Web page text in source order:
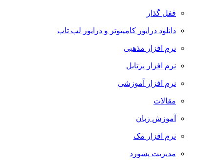
قفل گذار
دانلود درایور کامپیوتر و درایور لپ تاپ
نرم افزار مذهبی
نرم افزار پرتابل
نرم افزار آموزشی
مقالات
آموزش زبان
نرم افزار مک
مدیریت پسورد